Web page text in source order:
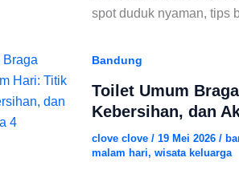
spot duduk nyaman, tips
Bandung
Toilet Umum
Kebersihan, dan
clove clove / 19 Mei 2026 /
malam hari, wisata keluarga